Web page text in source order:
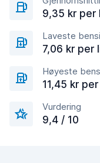
9,35 kr per
Laveste
7,06 kr per
Høyeste
11,45 kr
Vurdering
9,4 / 10